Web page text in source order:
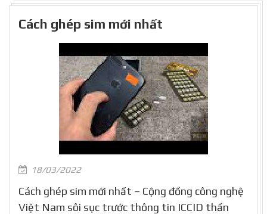
Cách ghép sim mới nhất
18/03/2022
Cách ghép sim mới nhất – Cộng đồng công nghệ
Việt Nam sôi sục trước thông tin ICCID thần